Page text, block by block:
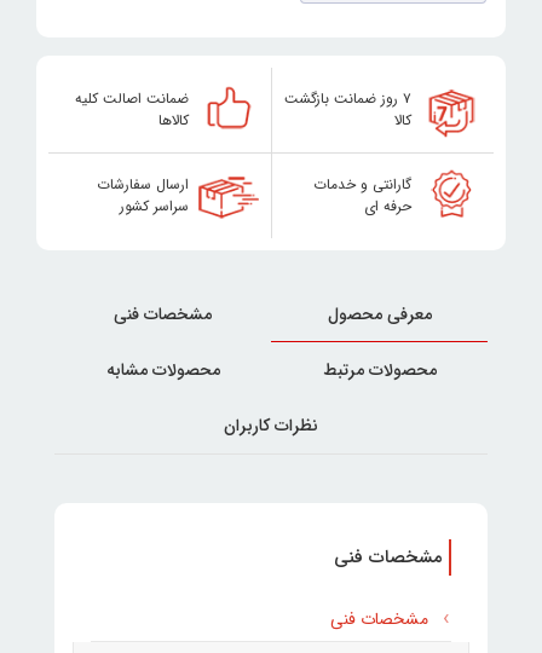
۷ روز ضمانت بازگشت
کالا
ضمانت اصالت کلیه
کالاها
گارانتی و خدمات
حرفه ای
ارسال سفارشات
سراسر کشور
معرفی محصول مشخصات فنی
محصولات مرتبط محصولات مشابه
نظرات کاربران
مشخصات فنی
مشخصات فنی